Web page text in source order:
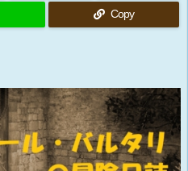
Copy